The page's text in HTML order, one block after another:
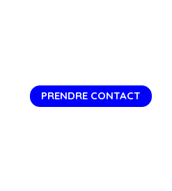
PRENDRE CONTACT